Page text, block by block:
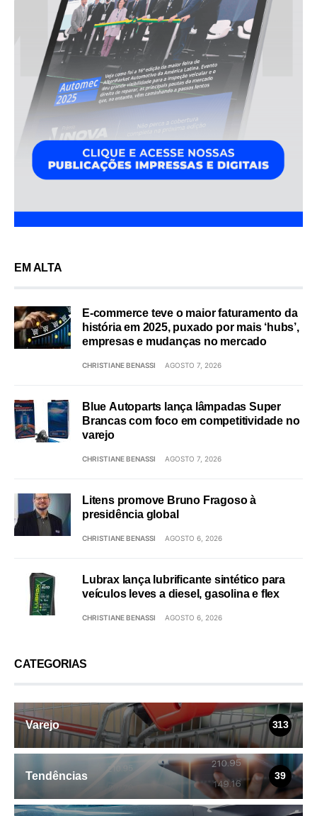
EM ALTA
E-commerce teve o maior faturamento da
história em 2025, puxado por mais ‘hubs’,
empresas e mudanças no mercado
CHRISTIANE BENASSI AGOSTO 7, 2026
Blue Autoparts lança lâmpadas Super
Brancas com foco em competitividade no
varejo
CHRISTIANE BENASSI AGOSTO 7, 2026
Litens promove Bruno Fragoso à
presidência global
CHRISTIANE BENASSI AGOSTO 6, 2026
Lubrax lança lubrificante sintético para
veículos leves a diesel, gasolina e flex
CHRISTIANE BENASSI AGOSTO 6, 2026
CATEGORIAS
Varejo 313
Tendências 39